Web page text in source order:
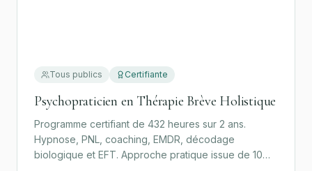
Tous publics Certifiante
Psychopraticien en Thérapie Brève Holistique
Programme certifiant de 432 heures sur 2 ans.
Hypnose, PNL, coaching, EMDR, décodage
biologique et EFT. Approche pratique issue de 10